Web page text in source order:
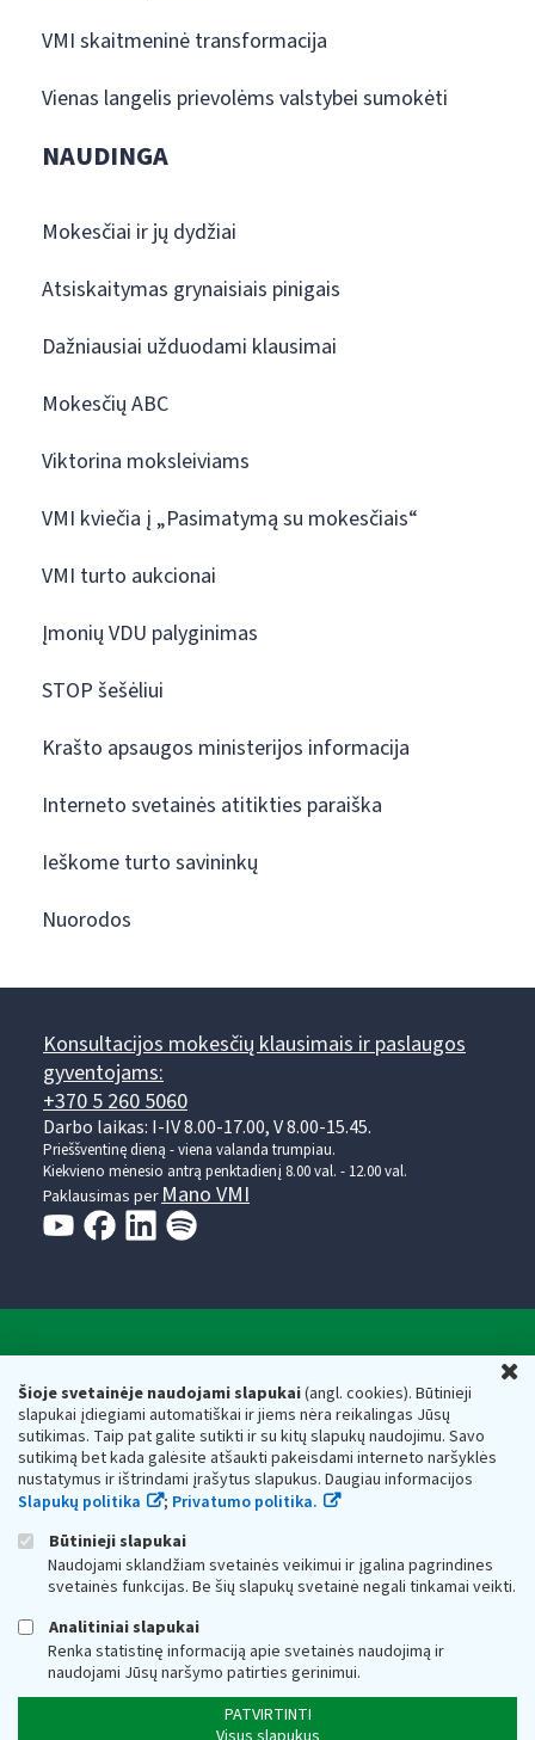
Šioje svetainėje naudojami slapukai(angl. cookies). Būtinieji
slapukai įdiegiami automatiškai ir jiems nėra reikalingas Jūsų
sutikimas. Taip pat galite sutikti ir su kitų slapukų naudojimu. Savo
sutikimą bet kada galėsite atšaukti pakeisdami interneto naršyklės
nustatymus ir ištrindami įrašytus slapukus. Daugiau informacijos
Slapukų politika
; Privatumo politika.
Būtinieji slapukai
Naudojami sklandžiam svetainės veikimui ir įgalina pagrindines
svetainės funkcijas. Be šių slapukų svetainė negali tinkamai veikti.
Analitiniai slapukai
Renka statistinę informaciją apie svetainės naudojimą ir
naudojami Jūsų naršymo patirties gerinimui.
PATVIRTINTI
VMI skaitmeninė transformacija
Vienas langelis prievolėms valstybei sumokėti
NAUDINGA
Mokesčiai ir jų dydžiai
Atsiskaitymas grynaisiais pinigais
Dažniausiai užduodami klausimai
Mokesčių ABC
Viktorina moksleiviams
VMI kviečia į „Pasimatymą su mokesčiais“
VMI turto aukcionai
Įmonių VDU palyginimas
STOP šešėliui
Krašto apsaugos ministerijos informacija
Interneto svetainės atitikties paraiška
Ieškome turto savininkų
Nuorodos
Konsultacijos mokesčių klausimais ir paslaugos
gyventojams:
+370 5 260 5060
Darbo laikas: I-IV 8.00-17.00, V 8.00-15.45.
Prieššventinę dieną - viena valanda trumpiau.
Kiekvieno mėnesio antrą penktadienį 8.00 val. - 12.00 val.
Paklausimas per Mano VMI
Respublikos finansų ministerijos
Biudžetinė įstaiga. Juridinio asmens kodas — 188659752,
adresas: Vasario 16-osios g. 14, 01107 Vilnius, Lietuva, el.paštas:
vmi@vmi.lt, E. pristatymo dėžutės adresas 188659752
Duomenys apie Valstybinę mokesčių inspekciją prie Lietuvos
Respublikos finansų ministerijos kaupiami ir saugomi Juridinių